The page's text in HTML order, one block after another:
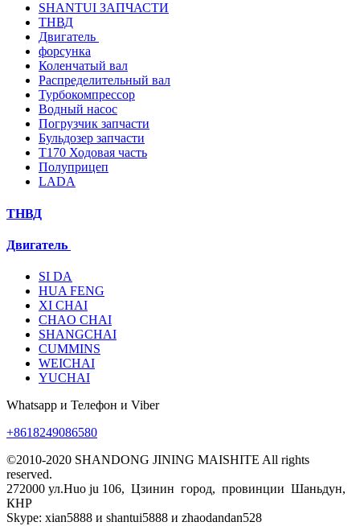
SHANTUI ЗАПЧАСТИ
ТНВД
Двигатель
форсунка
Коленчатый вал
Распределительный вал
Турбокомпрессор
Водный насос
Погрузчик запчасти
Бульдозер запчасти
T170 Ходовая часть
Полуприцеп
LADA
ТНВД
Двигатель
SI DA
HUA FENG
XI CHAI
CHAO CHAI
SHANGCHAI
CUMMINS
WEICHAI
YUCHAI
Whatsapp и Телефон и Viber
+8618249086580
©2010-2020 SHANDONG JINING MAISHITE All rights
reserved.
272000 ул.Huo ju 106, Цзинин город, провинции Шаньдун,
КНР
Skype: xian5888 и shantui5888 и zhaodandan528